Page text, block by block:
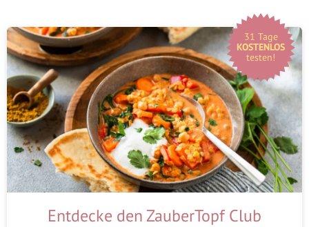
31 Tage
KOSTENLOS
testen!
Entdecke den ZauberTopf Club